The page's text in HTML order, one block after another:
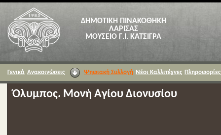
ΔΗΜΟΤΙΚΗ ΠΙΝΑΚΟΘΗΚΗ
ΛΑΡΙΣΑΣ
ΜΟΥΣΕΙΟ Γ.Ι. ΚΑΤΣΙΓΡΑ
Γενικά Ανακοινώσεις Ψηφιακή Συλλογή Νέοι Καλλιτέχνες Πληροφορίες
Όλυμπος. Μονή Αγίου Διονυσίου